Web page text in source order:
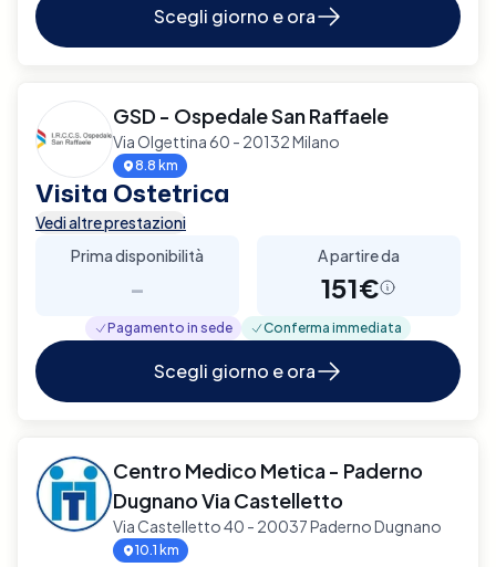
Scegli giorno e ora
GSD - Ospedale San Raffaele
Via Olgettina 60 - 20132 Milano
8.8 km
Visita Ostetrica
Vedi altre prestazioni
Prima disponibilità
-
A partire da
151€
Pagamento in sede Conferma immediata
Scegli giorno e ora
Centro Medico Metica - Paderno
Dugnano Via Castelletto
Via Castelletto 40 - 20037 Paderno Dugnano
10.1 km